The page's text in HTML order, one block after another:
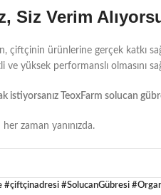
Siz Verim
çiftçinin ürünlerine gerçek katkı
yüksek performanslı olmasını
istiyorsanız TeoxFarm solucan
zaman yanınızda.
#SolucanGübresi